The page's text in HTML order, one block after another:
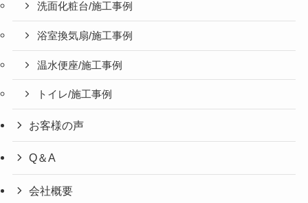
洗面化粧台/施工事例
浴室換気扇/施工事例
温水便座/施工事例
トイレ/施工事例
お客様の声
Q＆A
会社概要